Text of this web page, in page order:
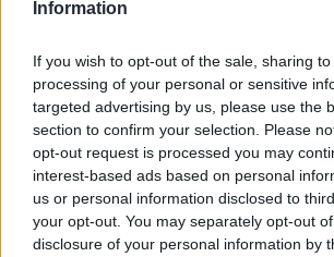
Information
If you wish to opt-out of the sale, sharing
processing of your personal or sensitive
targeted advertising by us, please use the
section to confirm your selection. Please
opt-out request is processed you may
interest-based ads based on personal
us or personal information disclosed to
your opt-out. You may separately opt-out
disclosure of your personal information by
περιορίζοντας ταυτόχρονα τις
οικολογικό αποτύπωμα των πιο
ΔείτεΠοιό είναι το κορυφαίο
πώς μοιράζονται τα κονδύλια